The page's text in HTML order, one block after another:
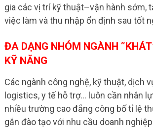
gia các vị trí kỹ thuật–vận hành sớm,
việc làm và thu nhập ổn định sau tốt
ĐA DẠNG NHÓM NGÀNH
KỸ NĂNG
Các ngành công nghệ, kỹ thuật, dịch
logistics, y tế hỗ trợ… luôn cần nhân
nhiều trường cao đẳng công bố tỉ lệ
gắn đào tạo với nhu cầu doanh